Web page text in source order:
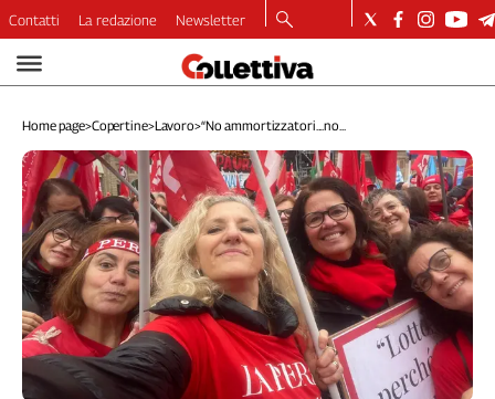
Video
Dirette
Longform
Copertine
Economia
Lavoro
Ambiente
Diritti
Welfare
Italia
Internazionale
Contatti La redazione Newsletter
Home page>Copertine>Lavoro>“No ammortizzatori....no...